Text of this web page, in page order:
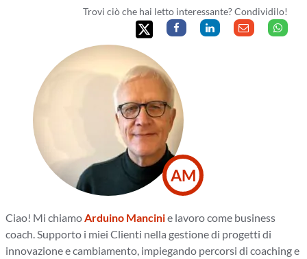
Trovi ciò che hai letto interessante? Condividilo!
AM
Ciao! Mi chiamo Arduino Mancinie lavoro come business
coach. Supporto i miei Clienti nella gestione di progetti di
innovazione e cambiamento, impiegando percorsi di coaching e